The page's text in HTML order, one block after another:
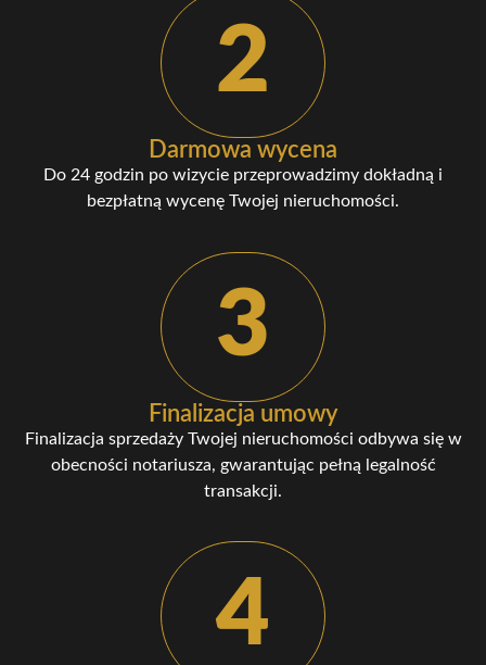
2
Darmowa wycena
Do 24 godzin po wizycie przeprowadzimy dokładną i
bezpłatną wycenę Twojej nieruchomości.
3
Finalizacja umowy
Finalizacja sprzedaży Twojej nieruchomości odbywa się w
obecności notariusza, gwarantując pełną legalność
transakcji.
4